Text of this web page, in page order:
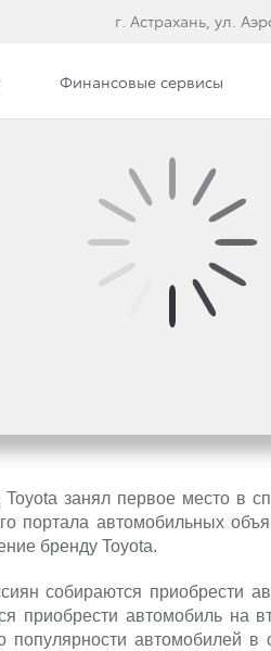
г. Астрахань, ул.
Финансовые сервисы
занял первое место в
портала автомобильных
бренду Toyota.
собираются приобрести
приобрести автомобиль на
популярности